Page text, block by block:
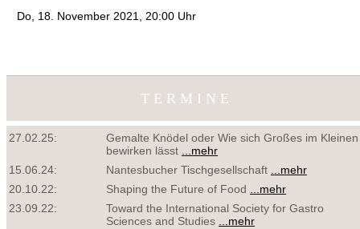
Do, 18. November 2021, 20:00 Uhr
TERMINE
27.02.25:
Gemalte Knödel oder Wie sich Großes im Kleinen
bewirken lässt
...mehr
15.06.24:
Nantesbucher Tischgesellschaft
...mehr
20.10.22:
Shaping the Future of Food
...mehr
23.09.22:
Toward the International Society for Gastro
Sciences and Studies
...mehr